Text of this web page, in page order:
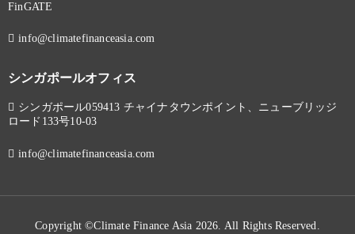
FinGATE
info@climatefinanceasia.com
シンガポールオフィス
シンガポール059413 チャイナタウンポイント、ニューブリッジ
ロード133号10-03
info@climatefinanceasia.com
Copyright ©Climate Finance Asia 2026. All Rights Reserved.